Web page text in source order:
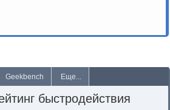
Geekbench Еще...
быстродействия